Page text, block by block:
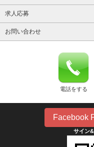
求人応募
お問い合わせ
電話をする
Facebook
サイン